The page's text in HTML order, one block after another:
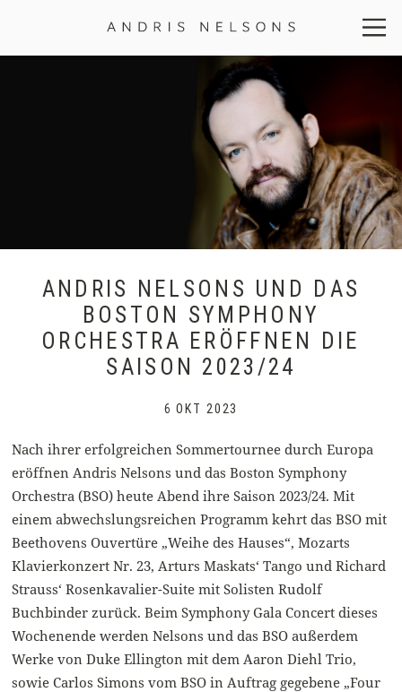
Nelsons
ANDRIS NELSONS UND DAS
BOSTON SYMPHONY
ORCHESTRA ERÖFFNEN DIE
SAISON 2023/24
6 OKT 2023
Nach ihrer erfolgreichen Sommertournee durch Europa
eröffnen Andris Nelsons und das Boston Symphony
Orchestra (BSO) heute Abend ihre Saison 2023/24. Mit
einem abwechslungsreichen Programm kehrt das BSO mit
Beethovens Ouvertüre „Weihe des Hauses“, Mozarts
Klavierkonzert Nr. 23, Arturs Maskats‘ Tango und Richard
Strauss‘ Rosenkavalier-Suite mit Solisten Rudolf
Buchbinder zurück. Beim Symphony Gala Concert dieses
Wochenende werden Nelsons und das BSO außerdem
Werke von Duke Ellington mit dem Aaron Diehl Trio,
sowie Carlos Simons vom BSO in Auftrag gegebene „Four